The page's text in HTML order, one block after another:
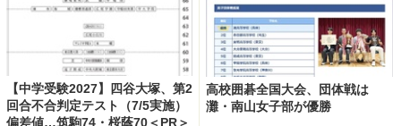
【中学受験2027】四谷大塚、第2
回合不合判定テスト（7/5実施）
偏差値…筑駒74・桜蔭70＜PR＞
高校囲碁全国大会、団体戦は
灘・南山女子部が優勝